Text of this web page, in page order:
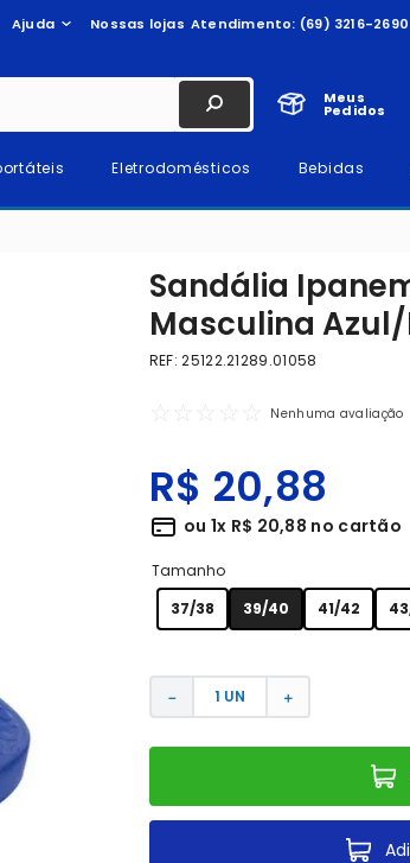
Ajuda Nossas lojas Atendimento: (69) 3216-2690
Meus
Pedidos
Eletrodomésticos Bebidas
Sandália
Masculina
REF:25122.21289.01058
☆ ☆ ☆ ☆ ☆ Nenhuma avaliação
R$ 20,88
ou 1x R$ 20,88 no cartão
Tamanho
37/38
39/40 41/42
＋
－